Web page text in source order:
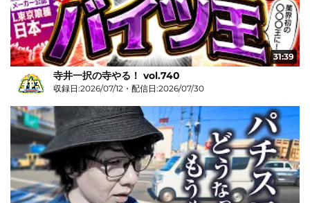
31:39
寺井一択の寺やる！ vol.740
収録日:2026/07/12・配信日:2026/07/30